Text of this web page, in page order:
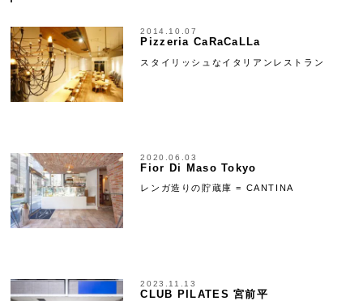
2014.10.07
Pizzeria CaRaCaLLa
スタイリッシュなイタリアンレストラン
2020.06.03
Fior Di Maso Tokyo
レンガ造りの貯蔵庫 = CANTINA
2023.11.13
CLUB PILATES 宮前平